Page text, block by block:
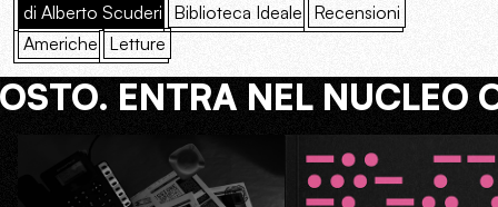
di Alberto Scuderi Biblioteca Ideale Recensioni
Americhe Letture
ENTRA NEL NUCLEO